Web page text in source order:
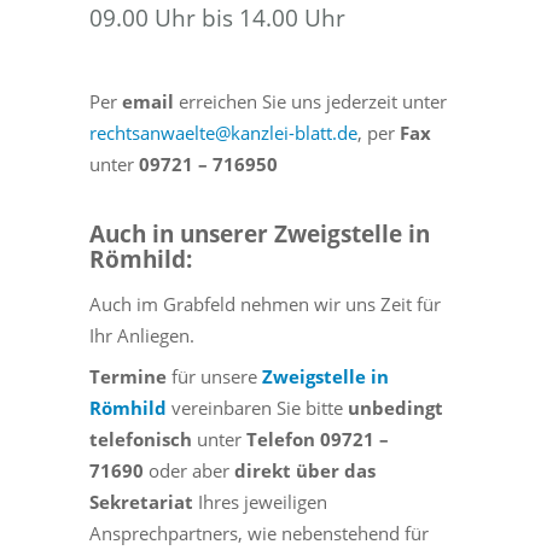
09.00 Uhr bis 14.00 Uhr
Per email erreichen Sie uns jederzeit unter
rechtsanwaelte@kanzlei-blatt.de, per Fax
unter 09721 – 716950
Auch in unserer Zweigstelle in
Römhild:
Auch im Grabfeld nehmen wir uns Zeit für
Ihr Anliegen.
Termine für unsere Zweigstelle in
Römhild vereinbaren Sie bitte unbedingt
telefonisch unter Telefon 09721 –
71690 oder aber direkt über das
Sekretariat Ihres jeweiligen
Ansprechpartners, wie nebenstehend für